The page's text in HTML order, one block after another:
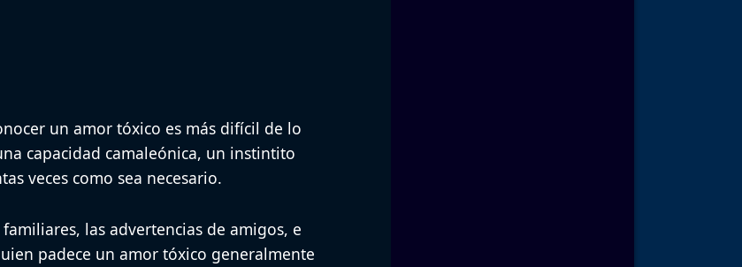
un amor tóxico es más difícil de lo
capacidad camaleónica, un instintito
veces como sea necesario.
las advertencias de amigos, e
padece un amor tóxico generalmente